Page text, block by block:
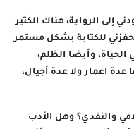
إلى الرواية، هناك الكثير
للكتابة بشكل مستمر
وأيضا الظلم،
عدة اعمار ولا عدة أجيال،
والنقدي؟ وهل الأدب